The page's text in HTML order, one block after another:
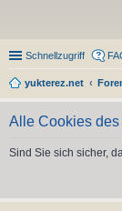
Schnellzugriff
yukterez.net
Alle Cookies
Sind Sie sich sicher,